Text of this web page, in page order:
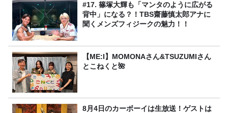
#17. 篠塚大輝も「マンタのように広がる
背中」になる？！TBS齋藤慎太郎アナに
聞くメンズフィジークの魅力！！
【ME:I】MOMONAさん&TSUZUMIさん
とこねくと🌺
8月4日のカーボーイは生放送！ゲストは